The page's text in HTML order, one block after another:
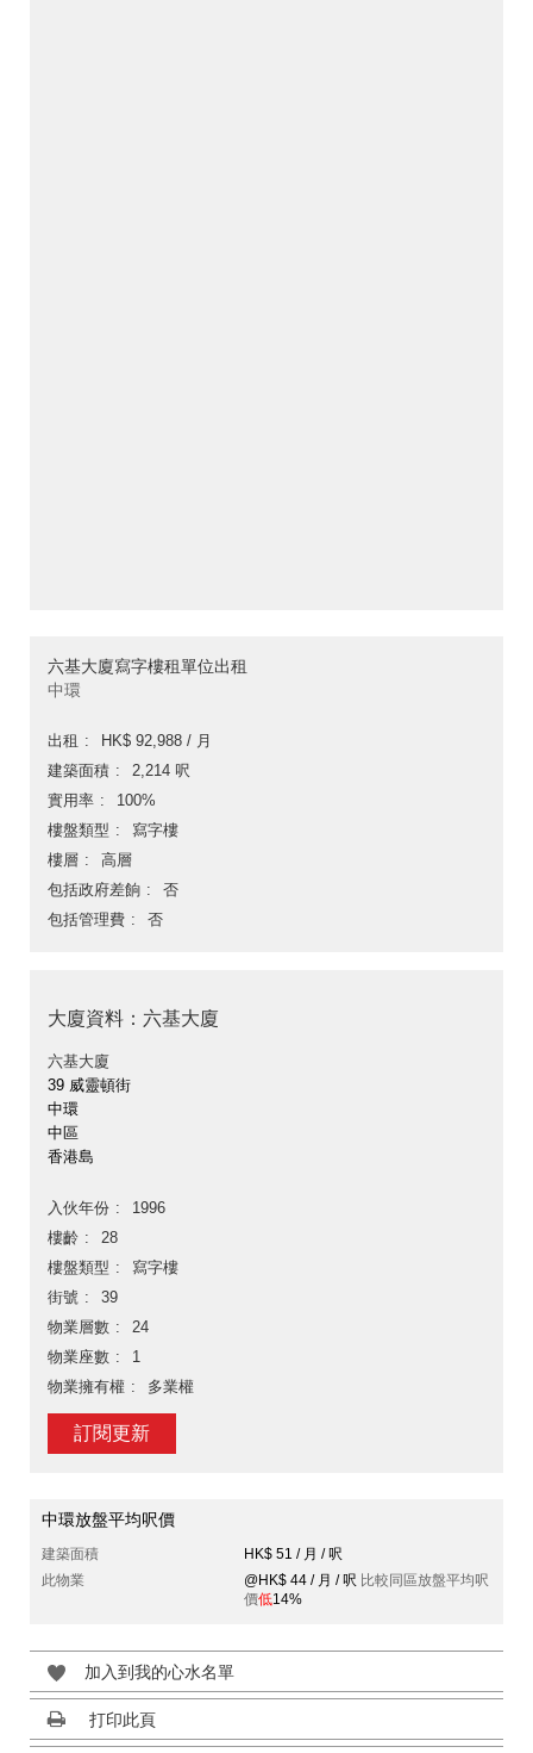
六基大廈寫字樓租單位出租
中環
出租
HK$ 92,988 / 月
建築面積
2,214 呎
實用率
100%
樓盤類型
寫字樓
樓層
高層
包括政府差餉
否
包括管理費
否
大廈資料：六基大廈
六基大廈
39 威靈頓街
中環
中區
香港島
入伙年份
1996
樓齡
28
樓盤類型
寫字樓
街號
39
物業層數
24
物業座數
1
物業擁有權
多業權
訂閱更新
中環放盤平均呎價
建築面積
HK$ 51 / 月 / 呎
此物業
@HK$ 44 / 月 / 呎 比較同區放盤平均呎
價低14%
加入到我的心水名單
打印此頁